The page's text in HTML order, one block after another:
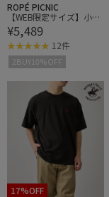
ROPÉ PICNIC
【WEB限定サイズ】小花
柄＆線画アソートワンピ
ース
¥5,489
12件
2BUY10%OFF
17%OFF